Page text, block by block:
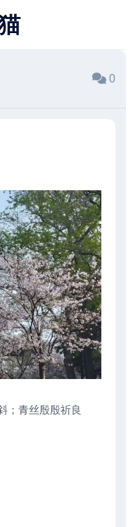
0
；青丝殷殷祈良